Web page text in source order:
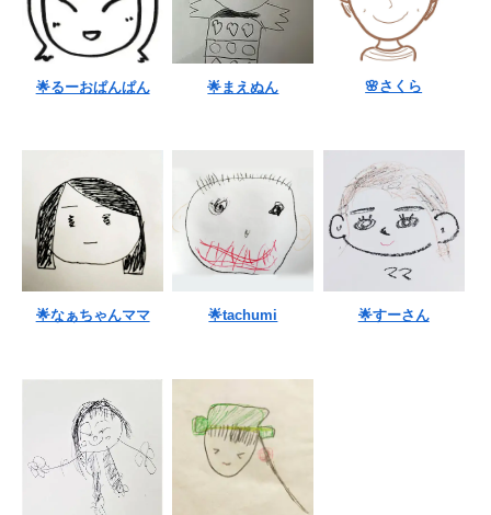
🌟るーおぱんぱん 🌟まえぬん 🌸さくら
🌟なぁちゃんママ 🌟tachumi 🌟すーさん